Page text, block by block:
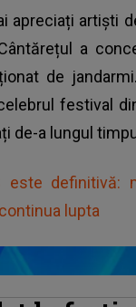
apreciați artiști
a
de
festival
de-a lungul
este definitivă:
lupta